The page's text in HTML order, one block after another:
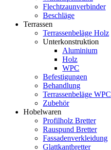
Flechtzaunverbinder
Beschläge
Terrassen
Terrassenbeläge Holz
Unterkonstruktion
Aluminium
Holz
WPC
Befestigungen
Behandlung
Terrassenbeläge WPC
Zubehör
Hobelwaren
Profilholz Bretter
Rauspund Bretter
Fassadenverkleidung
Glattkantbretter